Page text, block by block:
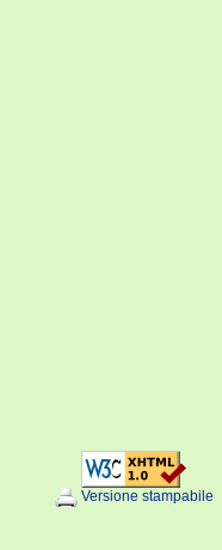
Versione stampabile